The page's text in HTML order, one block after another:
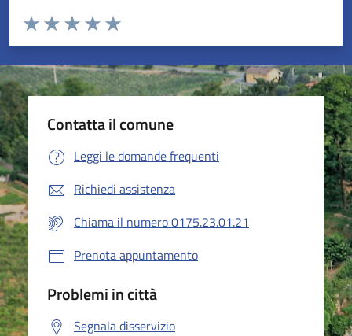
Valuta da 1 a 5 stelle la pagina
Valuta 5 stelle su 5
Valuta 4 stelle su 5
Valuta 3 stelle su 5
Valuta 2 stelle su 5
Valuta 1 stelle su 5
Contatta il comune
Leggi le domande frequenti
Richiedi assistenza
Chiama il numero 0175.23.01.21
Prenota appuntamento
Problemi in città
Segnala disservizio